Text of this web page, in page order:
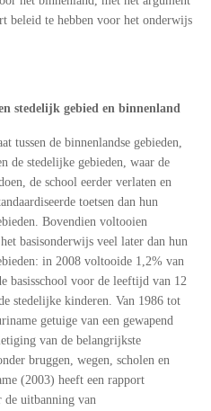
beleid te hebben voor het onderwijs
stedelijk gebied en binnenland
tussen de binnenlandse gebieden,
de stedelijke gebieden, waar de
de school eerder verlaten en
toetsen dan hun
Bovendien voltooien
basisonderwijs veel later dan hun
in 2008 voltooide 1,2% van
basisschool voor de leeftijd van 12
stedelijke kinderen. Van 1986 tot
getuige van een gewapend
van de belangrijkste
bruggen, wegen, scholen en
(2003) heeft een rapport
uitbanning van